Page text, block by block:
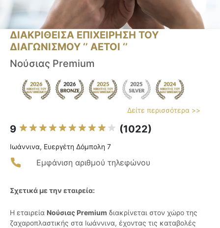
ΔΙΑΚΡΙΘΕΙΣΑ ΕΠΙΧΕΙΡΗΣΗ ΤΟΥ
ΔΙΑΓΩΝΙΣΜΟΥ ‘’ ΑΕΤΟΙ ‘’
Νούσιας Premium
Δείτε περισσότερα >>
9 (1022)
Ιωάννινα, Ευεργέτη Δόμπολη 7
Εμφάνιση αριθμού τηλεφώνου
Σχετικά με την εταιρεία:
Η εταιρεία Νούσιας Premium διακρίνεται στον χώρο της
ζαχαροπλαστικής στα Ιωάννινα, έχοντας τις καταβολές